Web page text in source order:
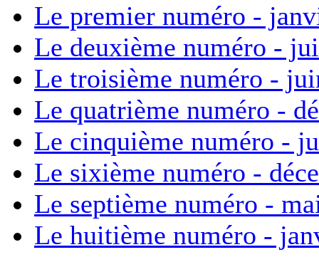
Le premier numéro -
Le deuxième numéro -
Le troisième numéro -
Le quatrième numéro -
Le cinquième numéro -
Le sixième numéro -
Le septième numéro -
Le huitième numéro -